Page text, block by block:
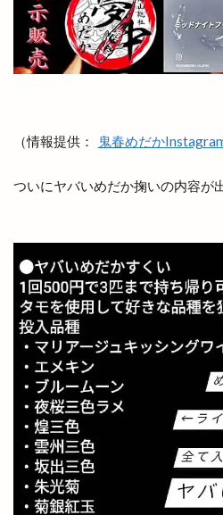
（情報提供： 鬼春めだか
ついにヤバいめだか掬いの内容が